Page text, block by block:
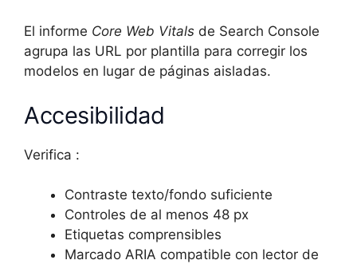
El informe Core Web Vitals de Search Console
agrupa las URL por plantilla para corregir los
modelos en lugar de páginas aisladas.
Accesibilidad
Verifica :
Contraste texto/fondo suficiente
Controles de al menos 48 px
Etiquetas comprensibles
Marcado ARIA compatible con lector de